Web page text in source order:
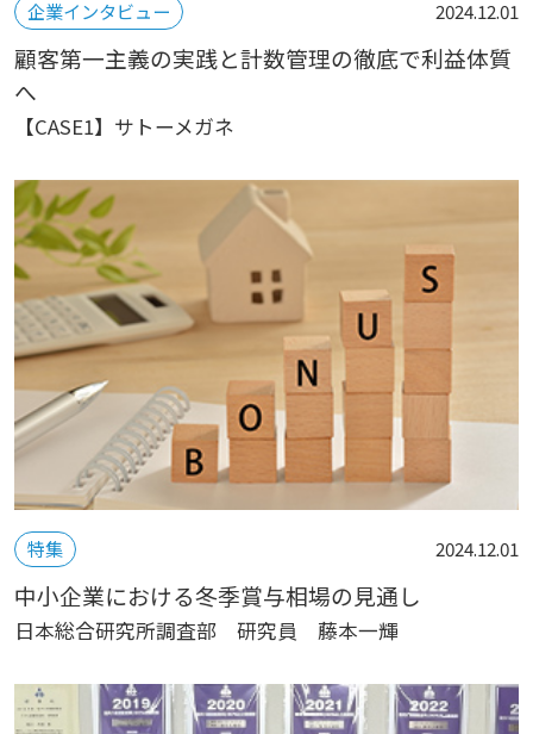
企業インタビュー 2024.12.01
顧客第一主義の実践と計数管理の徹底で利益体質
へ
【CASE1】サトーメガネ
特集 2024.12.01
中小企業における冬季賞与相場の見通し
日本総合研究所調査部 研究員 藤本一輝